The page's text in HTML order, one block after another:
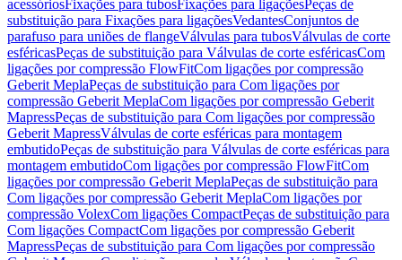
acessóriosFixações para tubosFixações para ligaçõesPeças de
substituição para Fixações para ligaçõesVedantesConjuntos de
parafuso para uniões de flangeVálvulas para tubosVálvulas de corte
esféricasPeças de substituição para Válvulas de corte esféricasCom
ligações por compressão FlowFitCom ligações por compressão
Geberit MeplaPeças de substituição para Com ligações por
compressão Geberit MeplaCom ligações por compressão Geberit
MapressPeças de substituição para Com ligações por compressão
Geberit MapressVálvulas de corte esféricas para montagem
embutidoPeças de substituição para Válvulas de corte esféricas para
montagem embutidoCom ligações por compressão FlowFitCom
ligações por compressão Geberit MeplaPeças de substituição para
Com ligações por compressão Geberit MeplaCom ligações por
compressão VolexCom ligações CompactPeças de substituição para
Com ligações CompactCom ligações por compressão Geberit
MapressPeças de substituição para Com ligações por compressão